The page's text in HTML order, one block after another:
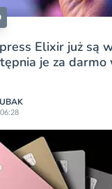
Elixir już są
je za darmo